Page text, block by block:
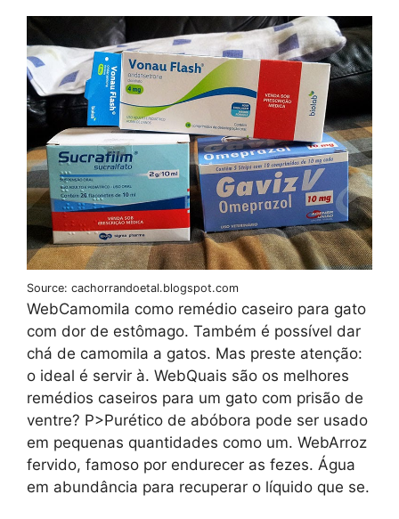
Source: cachorrandoetal.blogspot.com
WebCamomila como remédio caseiro para gato
com dor de estômago. Também é possível dar
chá de camomila a gatos. Mas preste atenção:
o ideal é servir à. WebQuais são os melhores
remédios caseiros para um gato com prisão de
ventre? P>Purético de abóbora pode ser usado
em pequenas quantidades como um. WebArroz
fervido, famoso por endurecer as fezes. Água
em abundância para recuperar o líquido que se.